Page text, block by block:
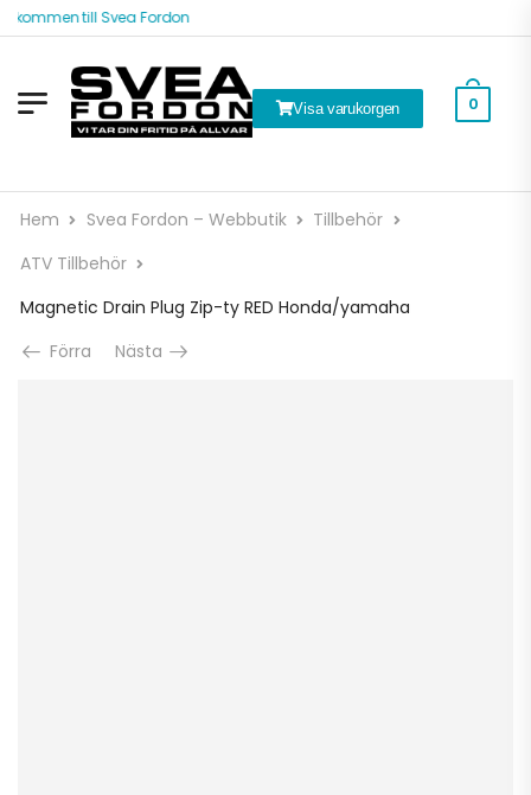
till Svea Fordon
Visa varukorgen 0
Hem Svea Fordon – Webbutik
Tillbehör
ATV Tillbehör
Magnetic Drain Plug Zip-ty RED Honda/yamaha
Förra
Nästa